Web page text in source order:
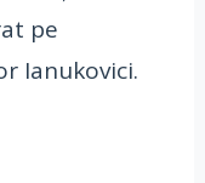
pe
Ianukovici.